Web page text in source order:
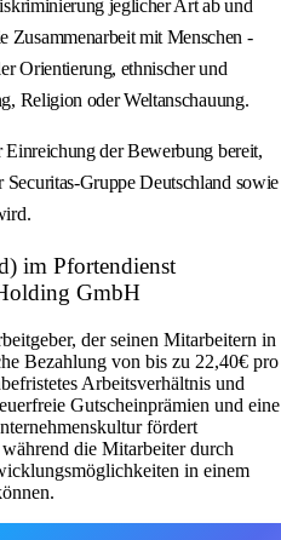
jeglicher Art ab und
Zusammenarbeit mit Menschen -
Orientierung, ethnischer und
Religion oder Weltanschauung.
der Bewerbung bereit,
Gruppe Deutschland sowie
im Pfortendienst
GmbH
der seinen Mitarbeitern in
Bezahlung von bis zu 22,40€ pro
Arbeitsverhältnis und
Gutscheinprämien und eine
fördert
die Mitarbeiter durch
in einem